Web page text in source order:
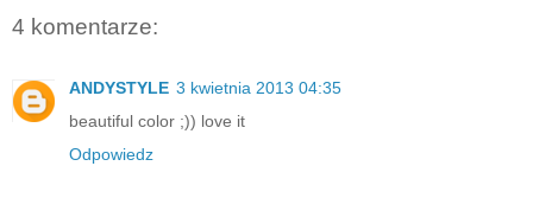
4 komentarze:
ANDYSTYLE 3 kwietnia 2013 04:35
beautiful color ;)) love it
Odpowiedz